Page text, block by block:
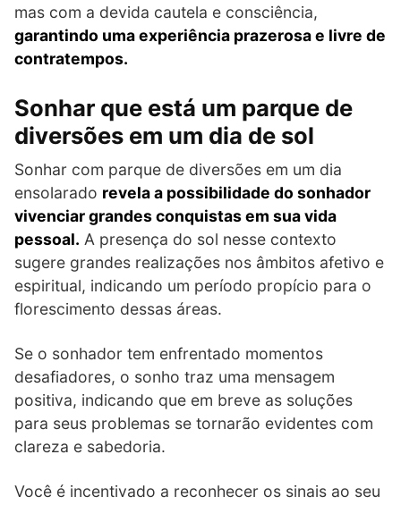
mas com a devida cautela e consciência,
garantindo uma experiência prazerosa e livre de
contratempos.
Sonhar que está um parque de
diversões em um dia de sol
Sonhar com parque de diversões em um dia
ensolarado revela a possibilidade do sonhador
vivenciar grandes conquistas em sua vida
pessoal. A presença do sol nesse contexto
sugere grandes realizações nos âmbitos afetivo e
espiritual, indicando um período propício para o
florescimento dessas áreas.
Se o sonhador tem enfrentado momentos
desafiadores, o sonho traz uma mensagem
positiva, indicando que em breve as soluções
para seus problemas se tornarão evidentes com
clareza e sabedoria.
Você é incentivado a reconhecer os sinais ao seu